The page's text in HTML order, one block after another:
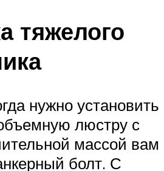
тяжелого
нужно установить
люстру с
массой вам
болт. С